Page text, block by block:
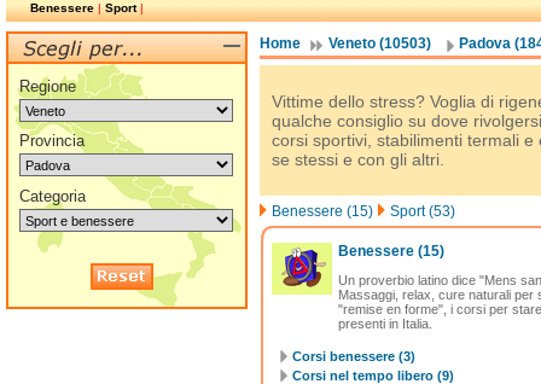
Benessere|Sport|
Home Veneto (10503) Padova
Vittime dello stress? Voglia di
qualche consiglio su dove
corsi sportivi, stabilimenti termali
se stessi e con gli altri.
Benessere (15) Sport (53)
Benessere (15)
Un proverbio latino dice "Mens
Massaggi, relax, cure naturali per
"remise en forme", i corsi per
presenti in Italia.
Corsi benessere (3)
Corsi nel tempo libero (9)
Regione
Provincia
Categoria